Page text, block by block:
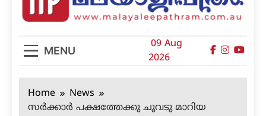
മലയാളിപത്രം
MENU
09 Aug
2026
Home
News
സര്‍ക്കാര്‍ പക്ഷത്തേക്കു ചുവടു മാറിയ